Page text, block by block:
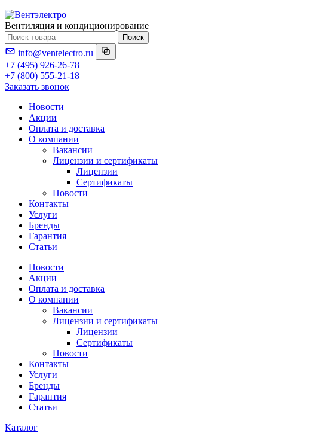
Вентиляция и кондиционирование
Поиск
info@ventelectro.ru
+7 (495) 926-26-78
+7 (800) 555-21-18
Заказать звонок
Новости
Акции
Оплата и доставка
О компании
Вакансии
Лицензии и сертификаты
Лицензии
Сертификаты
Новости
Контакты
Услуги
Бренды
Гарантия
Статьи
Новости
Акции
Оплата и доставка
О компании
Вакансии
Лицензии и сертификаты
Лицензии
Сертификаты
Новости
Контакты
Услуги
Бренды
Гарантия
Статьи
Каталог